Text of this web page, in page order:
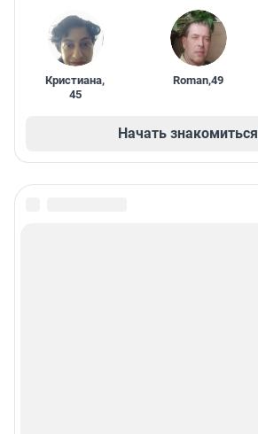
Кристиана,
45
Roman,49
Начать знакомиться